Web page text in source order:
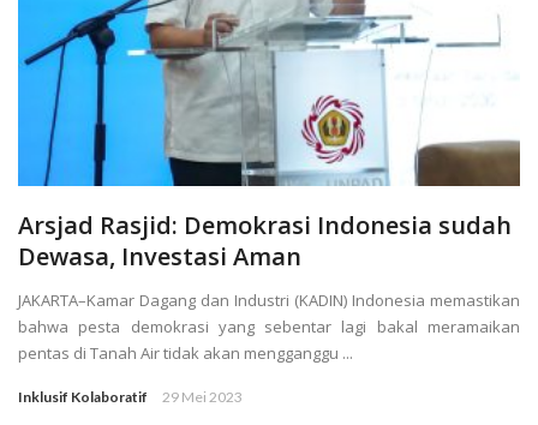
Arsjad Rasjid: Demokrasi Indonesia sudah
Dewasa, Investasi Aman
JAKARTA–Kamar Dagang dan Industri (KADIN) Indonesia memastikan
bahwa pesta demokrasi yang sebentar lagi bakal meramaikan
pentas di Tanah Air tidak akan mengganggu ...
Inklusif Kolaboratif 29 Mei 2023